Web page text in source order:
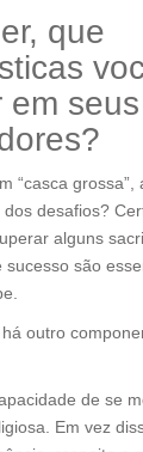
que
em seus
“casca
desafios?
alguns
sucesso são
outro
de se
Em vez